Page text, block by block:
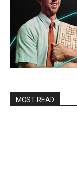
MOST READ